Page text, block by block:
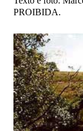
PROIBIDA.